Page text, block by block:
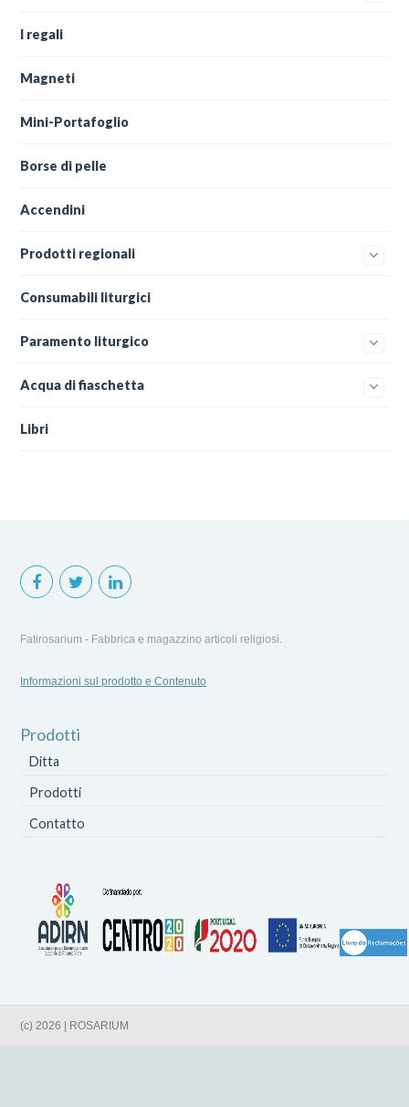
I regali
Magneti
Mini-Portafoglio
Borse di pelle
Accendini
Prodotti regionali
Consumabili liturgici
Paramento liturgico
Acqua di fiaschetta
Libri
Fatirosarium - Fabbrica e magazzino articoli religiosi.
Informazioni sul prodotto e Contenuto
Prodotti
Ditta
Prodotti
Contatto
(c) 2026 | ROSARIUM